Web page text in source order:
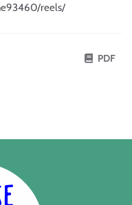
reels/
PDF